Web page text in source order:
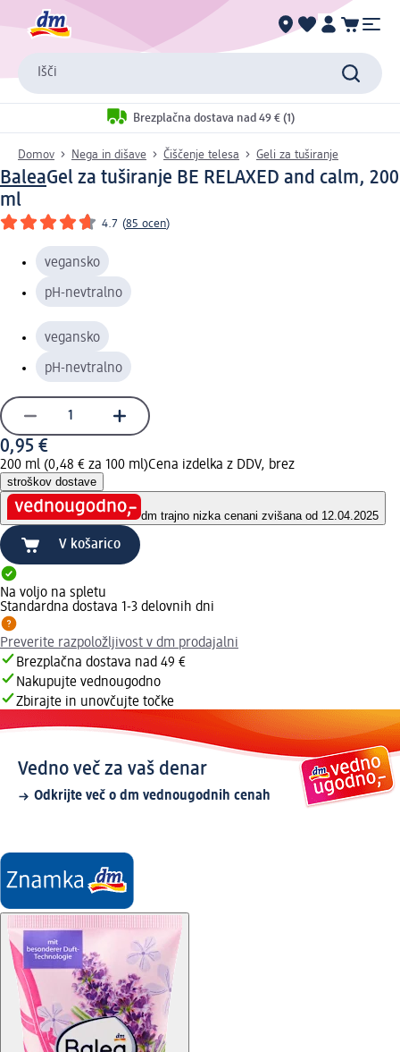
Išči
Brezplačna dostava nad 49 € (1)
Domov Nega in dišave Čiščenje telesa Geli za tuširanje
BaleaGel za tuširanje BE RELAXED and calm, 200
ml
4.7 (85 ocen)
vegansko
pH-nevtralno
vegansko
pH-nevtralno
0,95 €
200 ml (0,48 € za 100 ml)Cena izdelka z DDV, brez
stroškov dostave
dm trajno nizka cenani zvišana od 12.04.2025
V košarico
Na voljo na spletu
Standardna dostava 1-3 delovnih dni
Preverite razpoložljivost v dm prodajalni
Brezplačna dostava nad 49 €
Nakupujte vednougodno
Zbirajte in unovčujte točke
Vedno več za vaš denar
Odkrijte več o dm vednougodnih cenah